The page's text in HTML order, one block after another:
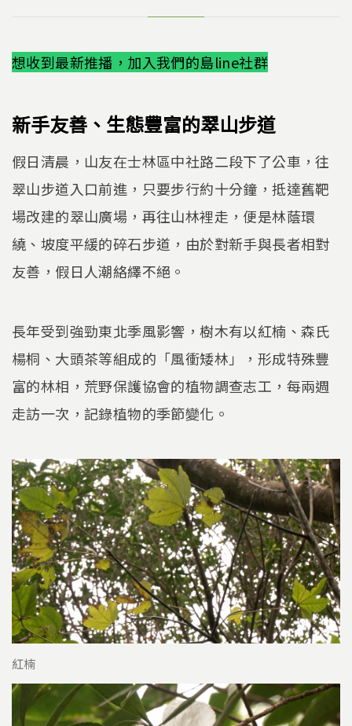
想收到最新推播，加入我們的島line社群
新手友善、生態豐富的翠山步道
假日清晨，山友在士林區中社路二段下了公車，往
翠山步道入口前進，只要步行約十分鐘，抵達舊靶
場改建的翠山廣場，再往山林裡走，便是林蔭環
繞、坡度平緩的碎石步道，由於對新手與長者相對
友善，假日人潮絡繹不絕。
長年受到強勁東北季風影響，樹木有以紅楠、森氏
楊桐、大頭茶等組成的「風衝矮林」，形成特殊豐
富的林相，荒野保護協會的植物調查志工，每兩週
走訪一次，記錄植物的季節變化。
紅楠